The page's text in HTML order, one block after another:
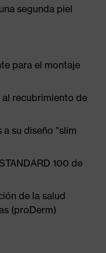
segunda piel
para el montaje
recubrimiento de
su diseño "slim
100 de
de la salud
(proDerm)